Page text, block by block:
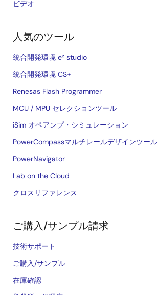
ビデオ
人気のツール
統合開発環境 e² studio
統合開発環境 CS+
Renesas Flash Programmer
MCU / MPU セレクションツール
iSim オペアンプ・シミュレーション
PowerCompassマルチレールデザインツール
PowerNavigator
Lab on the Cloud
クロスリファレンス
ご購入/サンプル請求
技術サポート
ご購入/サンプル
在庫確認